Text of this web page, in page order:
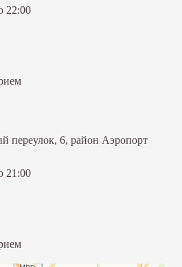
22:00
переулок, 6, район Аэропорт
21:00